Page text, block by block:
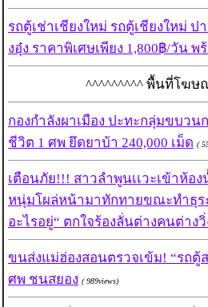
รถตู้เช่าเชียงใหม่ รถตู้เชียงใหม่
งอุ๋ง ราคาพิเศษเพียง 1,800฿/วัน
^^^^^^^^^ พื้นที่โฆษ
กองกำลังผาเมือง ปะทะกลุ่มขบวน
ชีวิต 1 ศพ ยึดยาบ้า 240,000 เม็ด (
เตือนภัย!!! สาวลำพูนเเวะเข้าห้อง
หนุ่มโผล่หน้ามาทักทายขณะทำธุร
อะไรอยู่“ ตกใจร้องลั่นต่างคนต่างวิ่
ขนส่งแม่ฮ่องสอนตรวจเข้ม! “รถตู้
ศพ ชนสยอง ( 989views)